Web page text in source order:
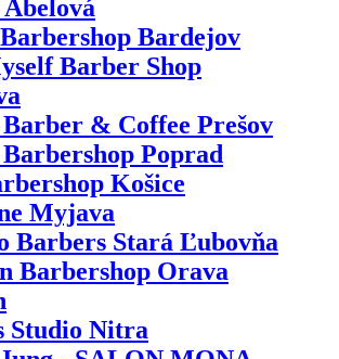
Bardejov
Barber Shop
& Coffee Prešov
Poprad
Košice
Myjava
Barbers Stará Ľubovňa
Barbershop Orava
Studio Nitra